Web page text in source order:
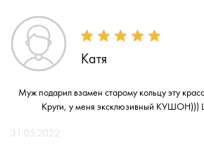
Катя
Муж подарил взамен старому кольцу эту
Круги, у меня эксклюзивный КУШОН)))
31.05.2022